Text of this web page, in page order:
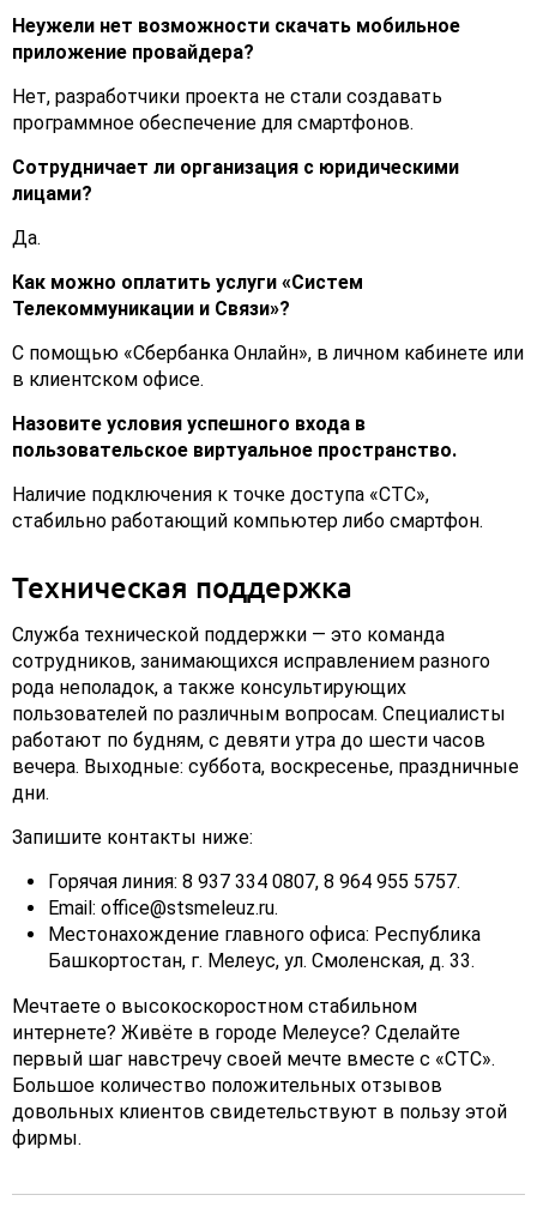
Неужели нет возможности скачать мобильное
приложение провайдера?
Нет, разработчики проекта не стали создавать
программное обеспечение для смартфонов.
Сотрудничает ли организация с юридическими
лицами?
Да.
Как можно оплатить услуги «Систем
Телекоммуникации и Связи»?
С помощью «Сбербанка Онлайн», в личном кабинете или
в клиентском офисе.
Назовите условия успешного входа в
пользовательское виртуальное пространство.
Наличие подключения к точке доступа «СТС»,
стабильно работающий компьютер либо смартфон.
Техническая поддержка
Служба технической поддержки — это команда
сотрудников, занимающихся исправлением разного
рода неполадок, а также консультирующих
пользователей по различным вопросам. Специалисты
работают по будням, с девяти утра до шести часов
вечера. Выходные: суббота, воскресенье, праздничные
дни.
Запишите контакты ниже:
Горячая линия: 8 937 334 0807, 8 964 955 5757.
Email: office@stsmeleuz.ru.
Местонахождение главного офиса: Республика
Башкортостан, г. Мелеус, ул. Смоленская, д. 33.
Мечтаете о высокоскоростном стабильном
интернете? Живёте в городе Мелеусе? Сделайте
первый шаг навстречу своей мечте вместе с «СТС».
Большое количество положительных отзывов
довольных клиентов свидетельствуют в пользу этой
фирмы.